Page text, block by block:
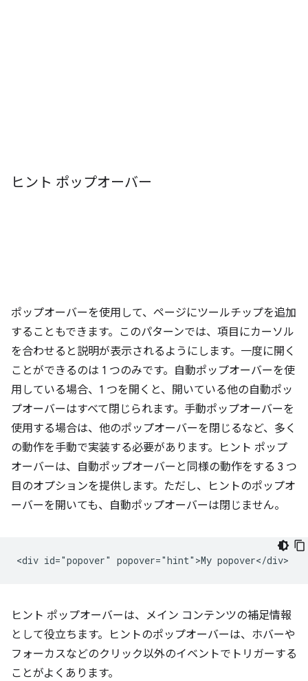
ヒント ポップオーバー
ポップオーバーを使用して、ページにツールチップを追加
することもできます。このパターンでは、項目にカーソル
を合わせると説明が表示されるようにします。一度に開く
ことができるのは 1 つのみです。自動ポップオーバーを使
用している場合、1 つを開くと、開いている他の自動ポッ
プオーバーはすべて閉じられます。手動ポップオーバーを
使用する場合は、他のポップオーバーを閉じるなど、多く
の動作を手動で実装する必要があります。ヒント ポップ
オーバーは、自動ポップオーバーと同様の動作をする 3 つ
目のオプションを提供します。ただし、ヒントのポップオ
ーバーを開いても、自動ポップオーバーは閉じません。
ヒント ポップオーバーは、メイン コンテンツの補足情報
として役立ちます。ヒントのポップオーバーは、ホバーや
フォーカスなどのクリック以外のイベントでトリガーする
ことがよくあります。